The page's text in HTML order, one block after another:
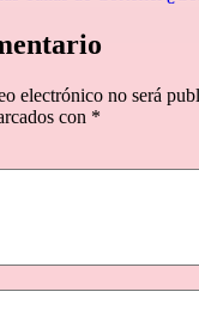
electrónico no será
con *